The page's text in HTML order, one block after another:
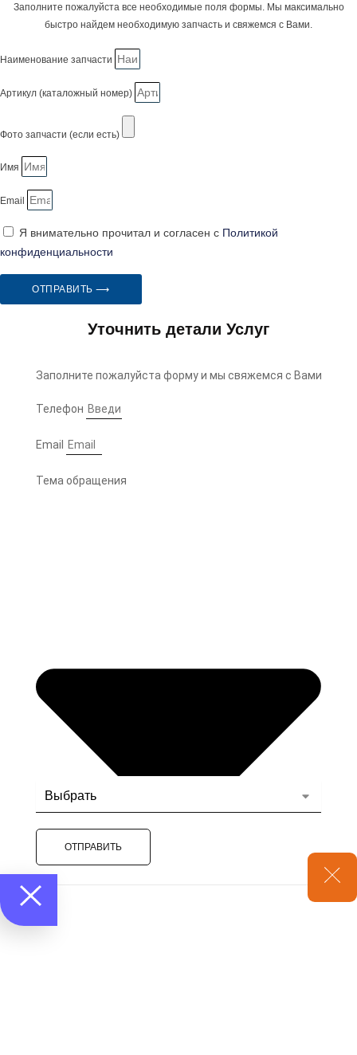
Заполните пожалуйста все необходимые поля формы. Мы максимально
быстро найдем необходимую запчасть и свяжемся с Вами.
Наименование запчасти
Артикул (каталожный номер)
Фото запчасти (если есть)
Имя
Email
Я внимательно прочитал и согласен с Политикой
конфиденциальности
ОТПРАВИТЬ ⟶
Уточнить детали Услуг
Заполните пожалуйста форму и мы свяжемся с Вами
Телефон
Email
Тема обращения
ОТПРАВИТЬ